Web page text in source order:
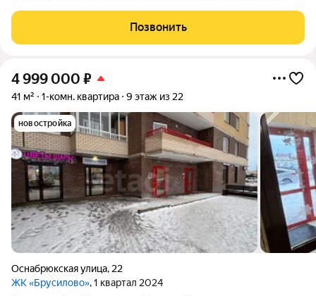
вечерней подсветкой и входом на уровне земли. Бесшумные
скоростные лифты, зона для
Позвонить
4 999 000 ₽
41 м² 1-комн. квартира 9 этаж из 22
новостройка
Оснабрюкская улица, 22
ЖК «Брусилово», 1 квартал 2024